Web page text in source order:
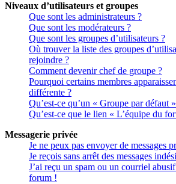
Niveaux d’utilisateurs et groupes
Que sont les administrateurs ?
Que sont les modérateurs ?
Que sont les groupes d’utilisateurs ?
Où trouver la liste des groupes
rejoindre ?
Comment devenir chef de groupe ?
Pourquoi certains membres
différente ?
Qu’est-ce qu’un « Groupe par défaut
Qu’est-ce que le lien « L’équipe du
Messagerie privée
Je ne peux pas envoyer de messages
Je reçois sans arrêt des messages
J’ai reçu un spam ou un courriel
forum !